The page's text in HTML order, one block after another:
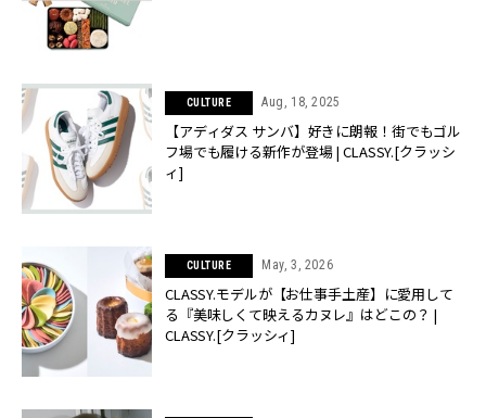
CULTURE Aug, 18, 2025
【アディダス サンバ】好きに朗報！街でもゴル
フ場でも履ける新作が登場 | CLASSY.[クラッシ
ィ]
CULTURE May, 3, 2026
CLASSY.モデルが【お仕事手土産】に愛用して
る『美味しくて映えるカヌレ』はどこの？ |
CLASSY.[クラッシィ]